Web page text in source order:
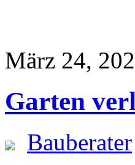
März 24,
Garten
Bauberater